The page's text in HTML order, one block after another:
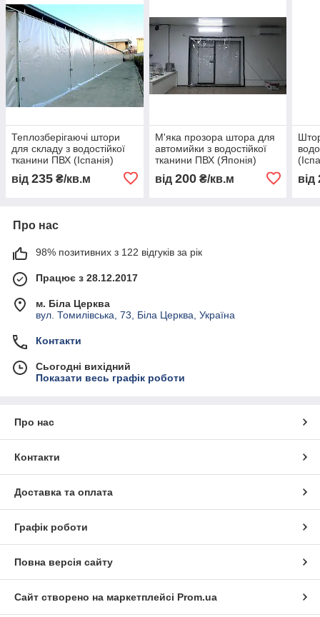
Теплозберігаючі штори
для складу з водостійкої
тканини ПВХ (Іспанія)
від 235 ₴/кв.м
М'яка прозора штора для
автомийки з водостійкої
тканини ПВХ (Японія)
від 200₴/кв.м від
Про нас
98% позитивних з 122 відгуків за рік
Працює з 28.12.2017
м. Біла Церква
вул. Томилівська, 73, Біла Церква, Україна
Контакти
Сьогодні вихідний
Показати весь графік роботи
Про нас
Контакти
Доставка та оплата
Графік роботи
Повна версія сайту
Сайт створено на маркетплейсі Prom.ua